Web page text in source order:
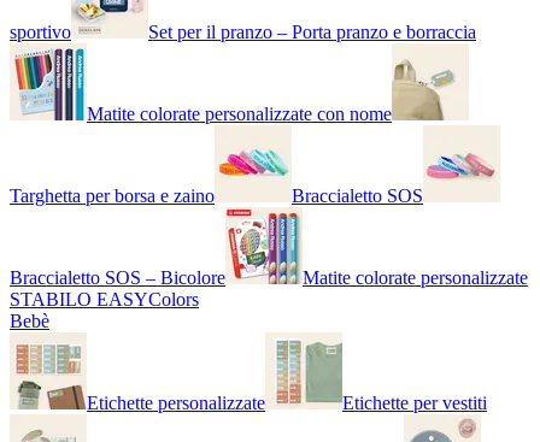
sportivo Set per il pranzo – Porta pranzo e borraccia
Matite colorate personalizzate con nome
Targhetta per borsa e zaino Braccialetto SOS
Braccialetto SOS – Bicolore
Matite colorate personalizzate
STABILO EASYColors
Bebè
Etichette personalizzate Etichette per vestiti